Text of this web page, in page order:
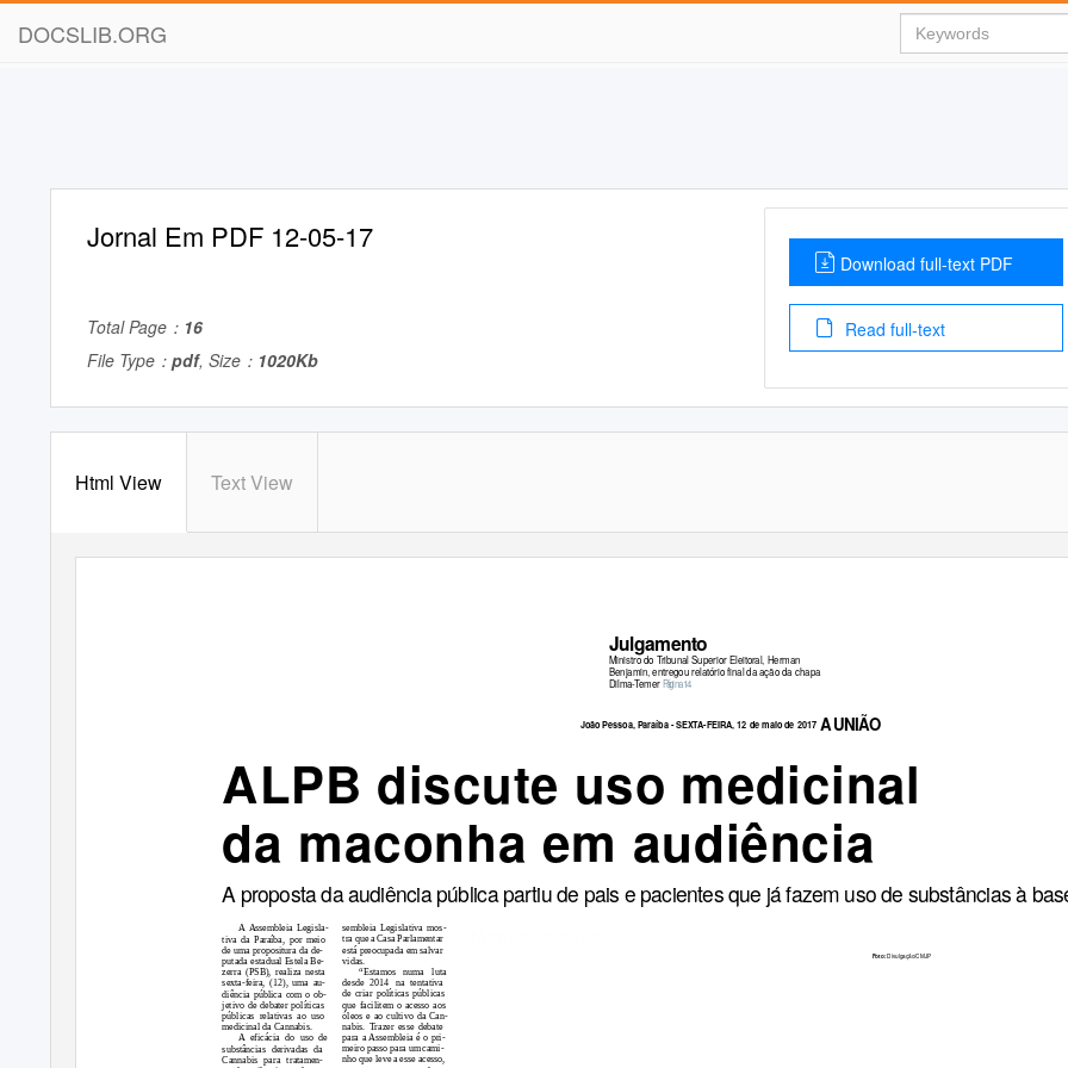
DOCSLIB.ORG
Jornal Em PDF 12-05-17
Total Page： 16
File Type： pdf, Size： 1020Kb
Download full-text PDF
Read full-text
Html View Text View
Julgamento
Ministro do Tribunal Superior Eleitoral, Herman
Benjamin, entregou relatório final da ação da chapa
Dilma-TemerPágina 14
João Pessoa, Paraíba - SEXTA-FEIRA, 12 de maio de 2017 AUNIÃO
ALPB discute uso medicinal
da maconha em audiência
A proposta da audiência pública partiu de pais e pacientes que já fazem uso de substâncias à
sembleia Legislativa mos-
tra que a Casa Parlamentar
está preocupada em salvar
vidas.
A Assembleia Legisla-
tiva da Paraíba, por meio
de uma propositura da de-
putada estadual Estela Be-
zerra (PSB), realiza nesta
sexta-feira, (12), uma au-
diência pública com o ob-
jetivo de debater políticas
públicas relativas ao uso
medicinal da Cannabis.
Foto:Divulgação/CMJP
“Estamos numa luta
desde 2014 na tentativa
de criar políticas públicas
que facilitem o acesso aos
óleos e ao cultivo da Can-
nabis. Trazer esse debate
para a Assembleia é o pri-
meiro passo para um cami-
nho que leve a esse acesso,
A eficácia do uso de
substâncias derivadas da
Cannabis para tratamen-